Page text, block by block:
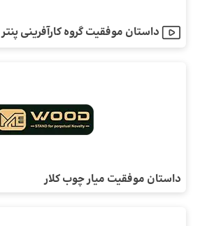
داستان موفقیت گروه کارآفرینی پنتر
داستان موفقیت میار چوب کلار